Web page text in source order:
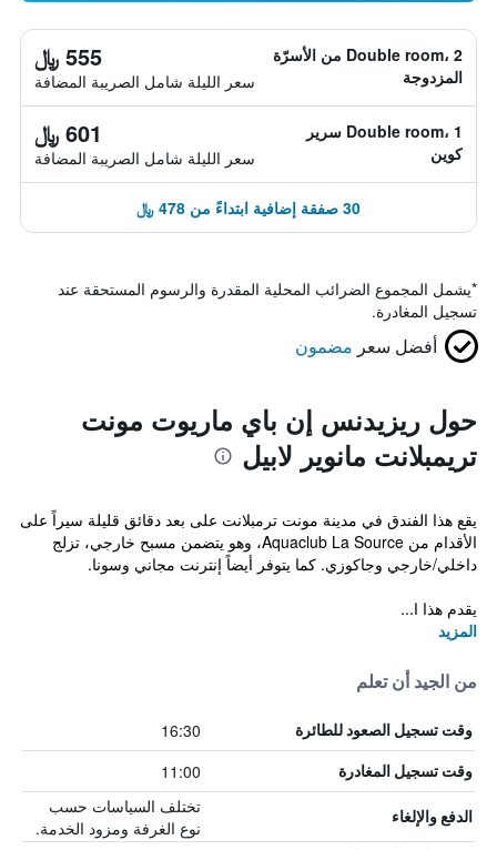
Double room، 2 من الأسرّة
المزدوجة
555 ﷼
سعر الليلة شامل الصريبة المضافة
Double room، 1 سرير
كوين
601 ﷼
سعر الليلة شامل الصريبة المضافة
30 صفقة إضافية ابتداءً من 478 ﷼
*يشمل المجموع الضرائب المحلية المقدرة والرسوم المستحقة عند
تسجيل المغادرة.
أفضل سعر مضمون
حول ريزيدنس إن باي ماريوت مونت
تريمبلانت مانوير لابيل
يقع هذا الفندق في مدينة مونت ترمبلانت على بعد دقائق قليلة سيراً على
الأقدام من Aquaclub La Source، وهو يتضمن مسبح خارجي، تزلج
داخلي/خارجي وجاكوزي. كما يتوفر أيضاً إنترنت مجاني وسونا.
يقدم هذا ا...
المزيد
من الجيد أن تعلم
وقت تسجيل الصعود للطائرة 16:30
وقت تسجيل المغادرة 11:00
الدفع والإلغاء
تختلف السياسات حسب
نوع الغرفة ومزود الخدمة.